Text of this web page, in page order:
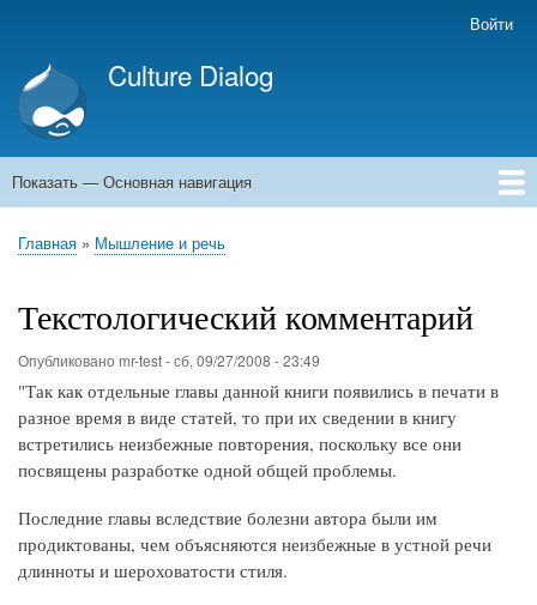
основному
содержанию
учётной
записи
пользователя
Войти
Culture Dialog
Основная
Показать — Основная навигация
Главная
Книги
Авторы
Kомментарии
Архивы емейлов
Форумы
Строка
Главная Мышление и речь
Текстологический комментарий
Опубликовано mr-test-сб, 09/27/2008 - 23:49
"Так как отдельные главы данной книги появились в печати в
разное время в виде статей, то при их сведении в книгу
встретились неизбежные повторения, поскольку все они
посвящены разработке одной общей проблемы.
Последние главы вследствие болезни автора были им
продиктованы, чем объясняются неизбежные в устной речи
длинноты и шероховатости стиля.